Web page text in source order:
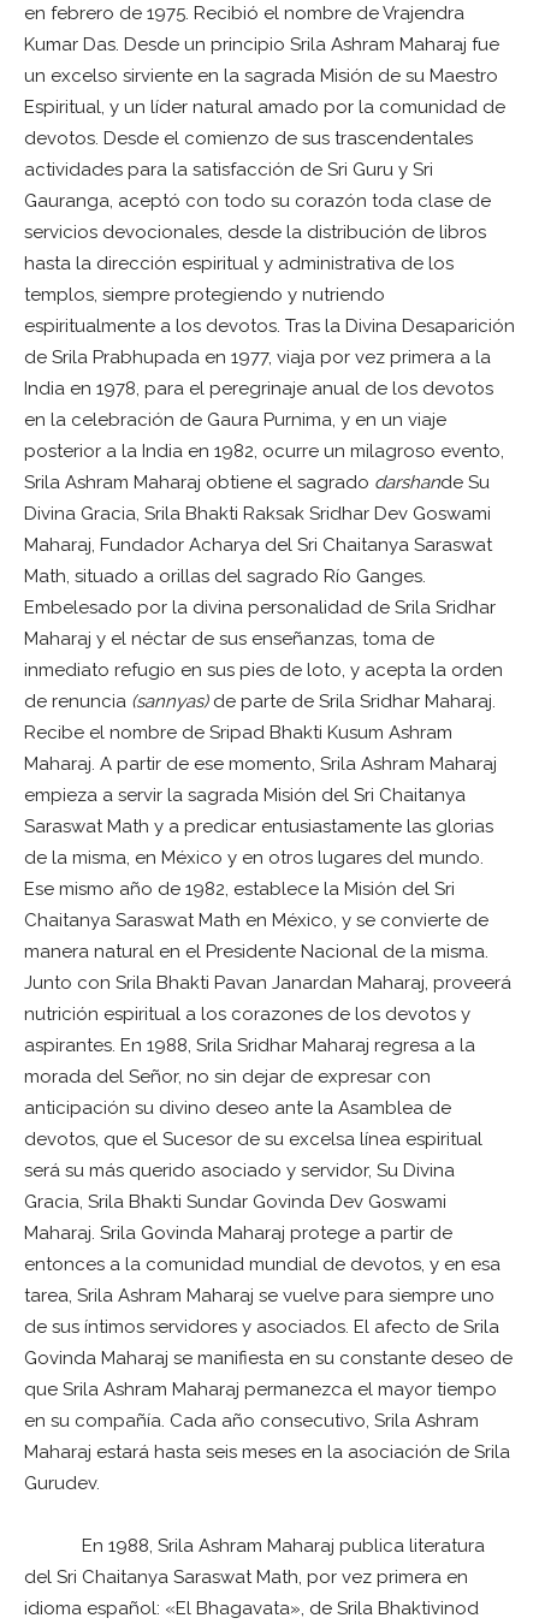
en febrero de 1975. Recibió el nombre de Vrajendra
Kumar Das. Desde un principio Srila Ashram Maharaj fue
un excelso sirviente en la sagrada Misión de su Maestro
Espiritual, y un líder natural amado por la comunidad de
devotos. Desde el comienzo de sus trascendentales
actividades para la satisfacción de Sri Guru y Sri
Gauranga, aceptó con todo su corazón toda clase de
servicios devocionales, desde la distribución de libros
hasta la dirección espiritual y administrativa de los
templos, siempre protegiendo y nutriendo
espiritualmente a los devotos. Tras la Divina Desaparición
de Srila Prabhupada en 1977, viaja por vez primera a la
India en 1978, para el peregrinaje anual de los devotos
en la celebración de Gaura Purnima, y en un viaje
posterior a la India en 1982, ocurre un milagroso evento,
Srila Ashram Maharaj obtiene el sagrado darshande Su
Divina Gracia, Srila Bhakti Raksak Sridhar Dev Goswami
Maharaj, Fundador Acharya del Sri Chaitanya Saraswat
Math, situado a orillas del sagrado Río Ganges.
Embelesado por la divina personalidad de Srila Sridhar
Maharaj y el néctar de sus enseñanzas, toma de
inmediato refugio en sus pies de loto, y acepta la orden
de renuncia (sannyas)de parte de Srila Sridhar Maharaj.
Recibe el nombre de Sripad Bhakti Kusum Ashram
Maharaj. A partir de ese momento, Srila Ashram Maharaj
empieza a servir la sagrada Misión del Sri Chaitanya
Saraswat Math y a predicar entusiastamente las glorias
de la misma, en México y en otros lugares del mundo.
Ese mismo año de 1982, establece la Misión del Sri
Chaitanya Saraswat Math en México, y se convierte de
manera natural en el Presidente Nacional de la misma.
Junto con Srila Bhakti Pavan Janardan Maharaj, proveerá
nutrición espiritual a los corazones de los devotos y
aspirantes. En 1988, Srila Sridhar Maharaj regresa a la
morada del Señor, no sin dejar de expresar con
anticipación su divino deseo ante la Asamblea de
devotos, que el Sucesor de su excelsa línea espiritual
será su más querido asociado y servidor, Su Divina
Gracia, Srila Bhakti Sundar Govinda Dev Goswami
Maharaj. Srila Govinda Maharaj protege a partir de
entonces a la comunidad mundial de devotos, y en esa
tarea, Srila Ashram Maharaj se vuelve para siempre uno
de sus íntimos servidores y asociados. El afecto de Srila
Govinda Maharaj se manifiesta en su constante deseo de
que Srila Ashram Maharaj permanezca el mayor tiempo
en su compañía. Cada año consecutivo, Srila Ashram
Maharaj estará hasta seis meses en la asociación de Srila
Gurudev.
En 1988, Srila Ashram Maharaj publica literatura
del Sri Chaitanya Saraswat Math, por vez primera en
idioma español: «El Bhagavata», de Srila Bhaktivinod